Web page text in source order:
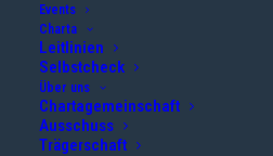
Events
Charta
Leitlinien
Selbstcheck
Über uns
Chartagemeinschaft
Ausschuss
Trägerschaft
Virtuelle Zäune -
Schweizer
12. MAI 2026 |